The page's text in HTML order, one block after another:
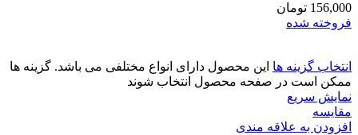
156,000 تومان
فروخته شده
انتخاب گزینه ها این محصول دارای انواع مختلفی می باشد. گزینه ها
ممکن است در صفحه محصول انتخاب شوند
نمایش سریع
مقايسه
افزودن به علاقه مندی